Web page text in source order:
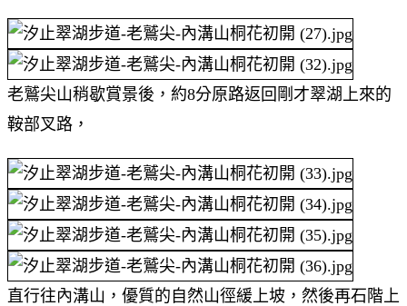
老鷲尖山稍歇賞景後，約8分原路返回剛才翠湖上來的
鞍部叉路，
直行往內溝山，優質的自然山徑緩上坡，然後再石階上